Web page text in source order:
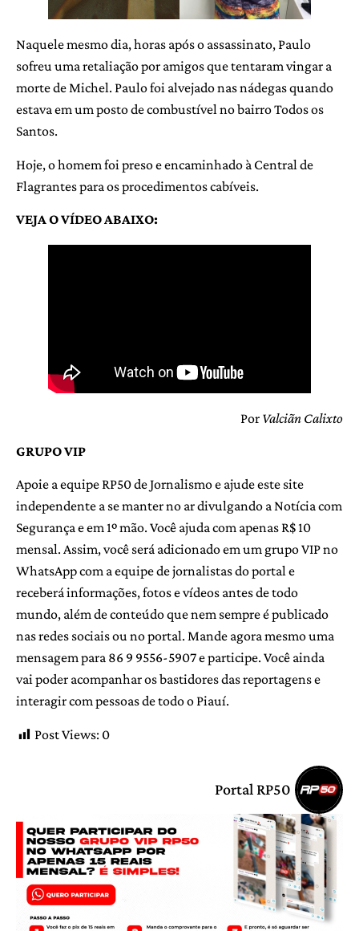
Naquele mesmo dia, horas após o assassinato, Paulo
sofreu uma retaliação por amigos que tentaram vingar a
morte de Michel. Paulo foi alvejado nas nádegas quando
estava em um posto de combustível no bairro Todos os
Santos.
Hoje, o homem foi preso e encaminhado à Central de
Flagrantes para os procedimentos cabíveis.
VEJA O VÍDEO ABAIXO:
Por Valciãn Calixto
GRUPO VIP
Apoie a equipe RP50 de Jornalismo e ajude este site
independente a se manter no ar divulgando a Notícia com
Segurança e em 1º mão. Você ajuda com apenas R$ 10
mensal. Assim, você será adicionado em um grupo VIP no
WhatsApp com a equipe de jornalistas do portal e
receberá informações, fotos e vídeos antes de todo
mundo, além de conteúdo que nem sempre é publicado
nas redes sociais ou no portal. Mande agora mesmo uma
mensagem para 86 9 9556-5907 e participe. Você ainda
vai poder acompanhar os bastidores das reportagens e
interagir com pessoas de todo o Piauí.
Post Views: 0
Portal RP50